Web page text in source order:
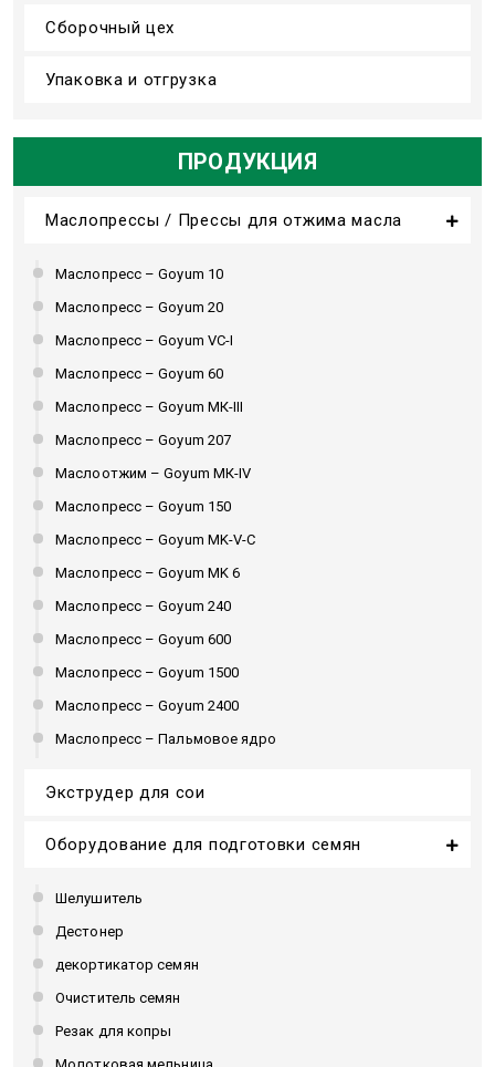
Сборочный цех
Упаковка и отгрузка
ПРОДУКЦИЯ
Маслопрессы / Прессы для отжима масла
Маслопресс – Goyum 10
Маслопресс – Goyum 20
Маслопресс – Goyum VC-I
Маслопресс – Goyum 60
Маслопресс – Goyum МК-III
Маслопресс – Goyum 207
Маслоотжим – Goyum МК-IV
Маслопресс – Goyum 150
Маслопресс – Goyum MK-V-C
Маслопресс – Goyum MK 6
Маслопресс – Goyum 240
Маслопресс – Goyum 600
Маслопресс – Goyum 1500
Маслопресс – Goyum 2400
Маслопресс – Пальмовое ядро
Экструдер для сои
Оборудование для подготовки семян
Шелушитель
Дестонер
декортикатор семян
Очиститель семян
Резак для копры